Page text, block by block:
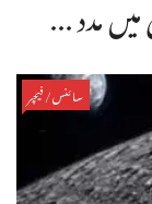
سائنس/فیچر